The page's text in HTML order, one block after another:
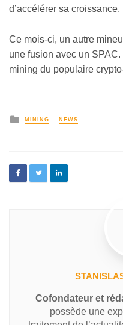
d’accélérer sa croissance.
Ce mois-ci, un autre
une fusion avec un SPAC.
mining du populaire
MINING NEWS
Cofondateur et
possède une